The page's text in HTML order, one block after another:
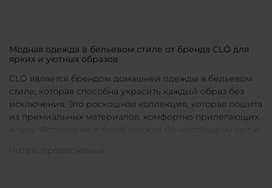
Модная одежда в бельевом стиле от бренда CLÓ для
ярких и уютных образов
CLÓ является брендом домашней одежды в бельевом
стиле, которая способна украсить каждый образ без
исключения. Это роскошная коллекция, которая пошита
из премиальных материалов, комфортно прилегающих
к телу. Вот почему в такой одежде по-настоящему уютно